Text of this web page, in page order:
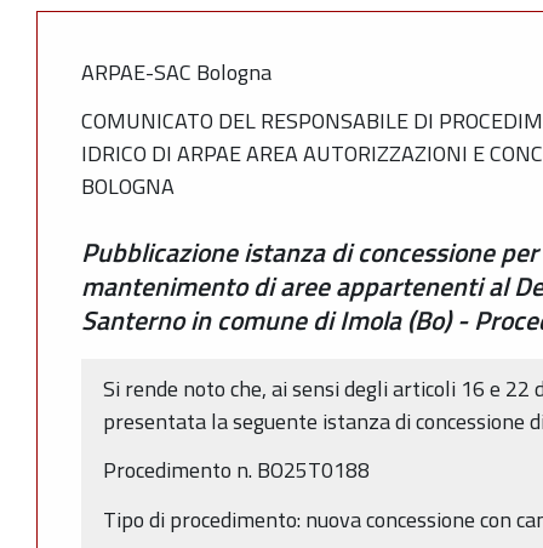
ARPAE-SAC Bologna
COMUNICATO DEL RESPONSABILE DI
IDRICO DI ARPAE AREA AUTORIZZAZIONI E
BOLOGNA
Pubblicazione istanza di concessione
mantenimento di aree appartenenti al
Santerno in comune di Imola (Bo) -
Si rende noto che, ai sensi degli articoli 16 e 22
presentata la seguente istanza di concessione
Procedimento n. BO25T0188
Tipo di procedimento: nuova concessione con